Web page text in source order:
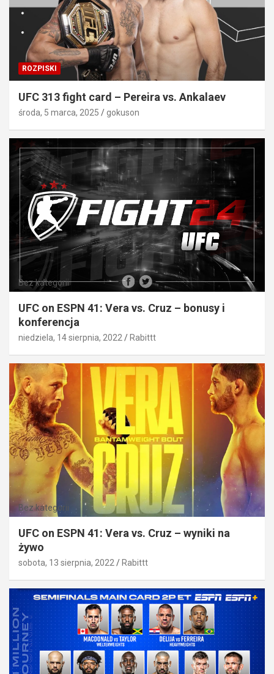
ROZPISKI
UFC 313 fight card – Pereira vs. Ankalaev
środa, 5 marca, 2025 gokuson
Bez kategorii
UFC on ESPN 41: Vera vs. Cruz – bonusy i
konferencja
niedziela, 14 sierpnia, 2022 Rabittt
Bez kategorii
UFC on ESPN 41: Vera vs. Cruz – wyniki na
żywo
sobota, 13 sierpnia, 2022 Rabittt